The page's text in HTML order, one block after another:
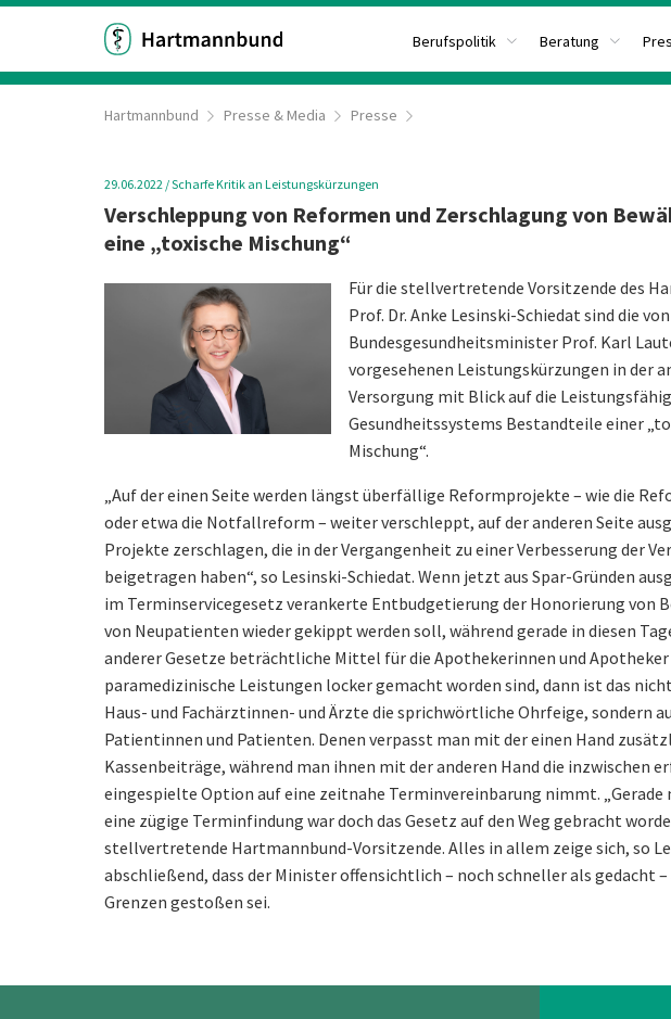
Berufspolitik Beratung
Hartmannbund Presse & Media Presse
29.06.2022 /Scharfe Kritik an Leistungskürzungen
Verschleppung von Reformen und Zerschlagung von
eine „toxische Mischung“
Für die stellvertretende Vorsitzende des
Prof. Dr. Anke Lesinski-Schiedat sind die von
Bundesgesundheitsminister Prof. Karl
vorgesehenen Leistungskürzungen in der
Versorgung mit Blick auf die
Gesundheitssystems Bestandteile einer
Mischung“.
„Auf der einen Seite werden längst überfällige Reformprojekte – wie die
oder etwa die Notfallreform – weiter verschleppt, auf der anderen Seite
Projekte zerschlagen, die in der Vergangenheit zu einer Verbesserung der
beigetragen haben“, so Lesinski-Schiedat. Wenn jetzt aus Spar-Gründen
im Terminservicegesetz verankerte Entbudgetierung der Honorierung von
von Neupatienten wieder gekippt werden soll, während gerade in diesen
anderer Gesetze beträchtliche Mittel für die Apothekerinnen und
paramedizinische Leistungen locker gemacht worden sind, dann ist das
Haus- und Fachärztinnen- und Ärzte die sprichwörtliche Ohrfeige, sondern
Patientinnen und Patienten. Denen verpasst man mit der einen Hand
Kassenbeiträge, während man ihnen mit der anderen Hand die inzwischen
eingespielte Option auf eine zeitnahe Terminvereinbarung nimmt. „Gerade
eine zügige Terminfindung war doch das Gesetz auf den Weg gebracht
stellvertretende Hartmannbund-Vorsitzende. Alles in allem zeige sich, so
abschließend, dass der Minister offensichtlich – noch schneller als gedacht –
Grenzen gestoßen sei.